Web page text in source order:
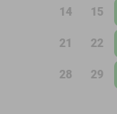
14 15
21 22
28 29